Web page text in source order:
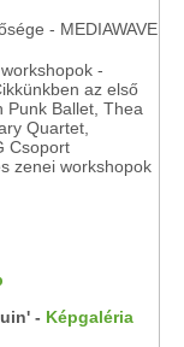
-
az első
Punk Ballet, Thea
Quartet,
Csoport
zenei workshopok
- Képgaléria